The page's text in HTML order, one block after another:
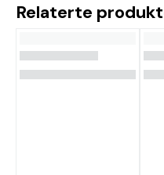
Relaterte